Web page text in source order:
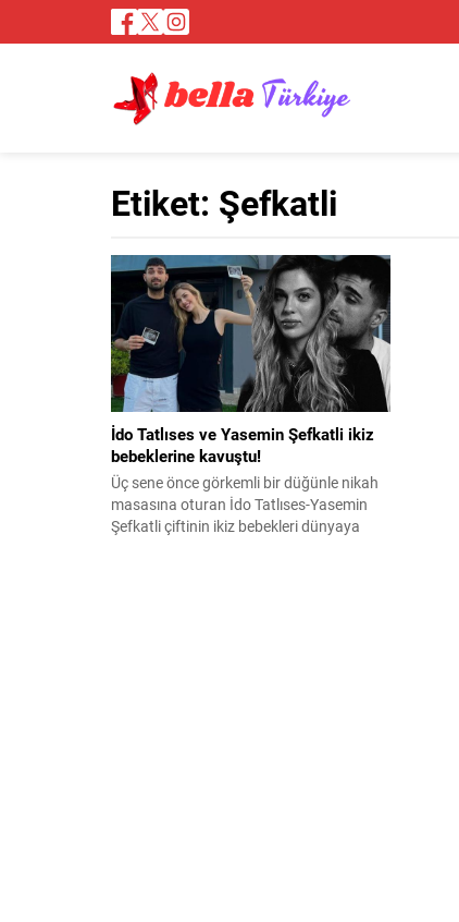
Etiket: Şefkatli
İdo Tatlıses ve Yasemin Şefkatli ikiz
bebeklerine kavuştu!
Üç sene önce görkemli bir düğünle nikah
masasına oturan İdo Tatlıses-Yasemin
Şefkatli çiftinin ikiz bebekleri dünyaya